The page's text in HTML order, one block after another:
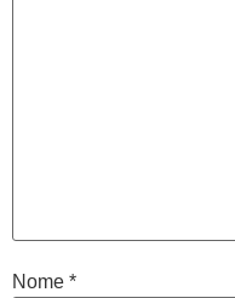
Nome *